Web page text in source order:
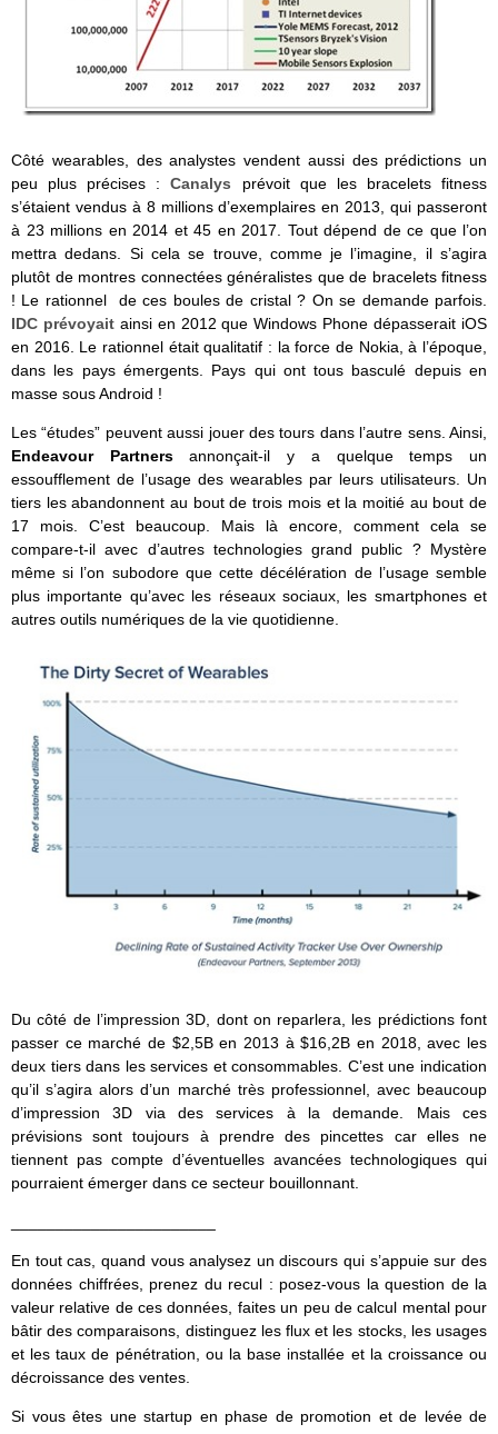
Côté wearables, des analystes vendent aussi des prédictions un
peu plus précises :Canalys prévoit que les bracelets fitness
s’étaient vendus à 8 millions d’exemplaires en 2013, qui passeront
à 23 millions en 2014 et 45 en 2017. Tout dépend de ce que l’on
mettra dedans. Si cela se trouve, comme je l’imagine, il s’agira
plutôt de montres connectées généralistes que de bracelets fitness
! Le rationnel de ces boules de cristal ? On se demande parfois.
IDC prévoyaitainsi en 2012 que Windows Phone dépasserait iOS
en 2016. Le rationnel était qualitatif : la force de Nokia, à l’époque,
dans les pays émergents. Pays qui ont tous basculé depuis en
masse sous Android !
Les “études” peuvent aussi jouer des tours dans l’autre sens. Ainsi,
Endeavour Partnersannonçait-il y a quelque temps un
essoufflement de l’usage des wearables par leurs utilisateurs. Un
tiers les abandonnent au bout de trois mois et la moitié au bout de
17 mois. C’est beaucoup. Mais là encore, comment cela se
compare-t-il avec d’autres technologies grand public ? Mystère
même si l’on subodore que cette décélération de l’usage semble
plus importante qu’avec les réseaux sociaux, les smartphones et
autres outils numériques de la vie quotidienne.
Du côté de l’impression 3D, dont on reparlera, les prédictions font
passer ce marché de $2,5B en 2013 à $16,2B en 2018, avec les
deux tiers dans les services et consommables. C’est une indication
qu’il s’agira alors d’un marché très professionnel, avec beaucoup
d’impression 3D via des services à la demande. Mais ces
prévisions sont toujours à prendre des pincettes car elles ne
tiennent pas compte d’éventuelles avancées technologiques qui
pourraient émerger dans ce secteur bouillonnant.
En tout cas, quand vous analysez un discours qui s’appuie sur des
données chiffrées, prenez du recul : posez-vous la question de la
valeur relative de ces données, faites un peu de calcul mental pour
bâtir des comparaisons, distinguez les flux et les stocks, les usages
et les taux de pénétration, ou la base installée et la croissance ou
décroissance des ventes.
Si vous êtes une startup en phase de promotion et de levée de